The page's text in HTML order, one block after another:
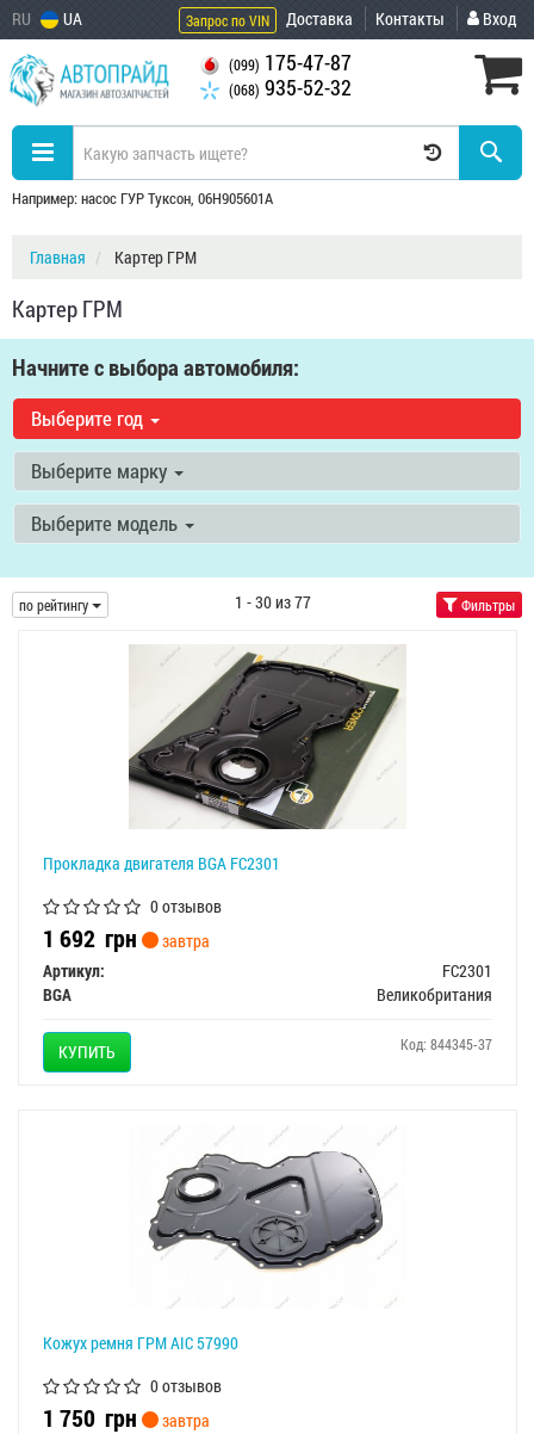
RU UA Запрос по VIN Доставка Контакты Вход
(099) 175-47-87
(068) 935-52-32
Например: насос ГУР Туксон, 06H905601A
Главная Картер ГРМ
Картер ГРМ
Начните с выбора автомобиля:
Выберите год
Выберите марку
Выберите модель
по рейтингу 1 - 30 из 77 Фильтры
Прокладка двигателя BGA FC2301
0 отзывов
1 692 грн
завтра
Артикул:
FC2301
BGA
Великобритания
КУПИТЬ Код: 844345-37
Кожух ремня ГРМ AIC 57990
0 отзывов
1 750 грн
завтра